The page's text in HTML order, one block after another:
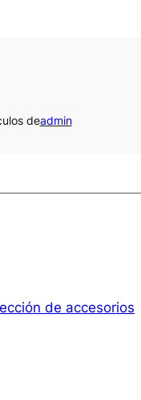
deadmin
de accesorios